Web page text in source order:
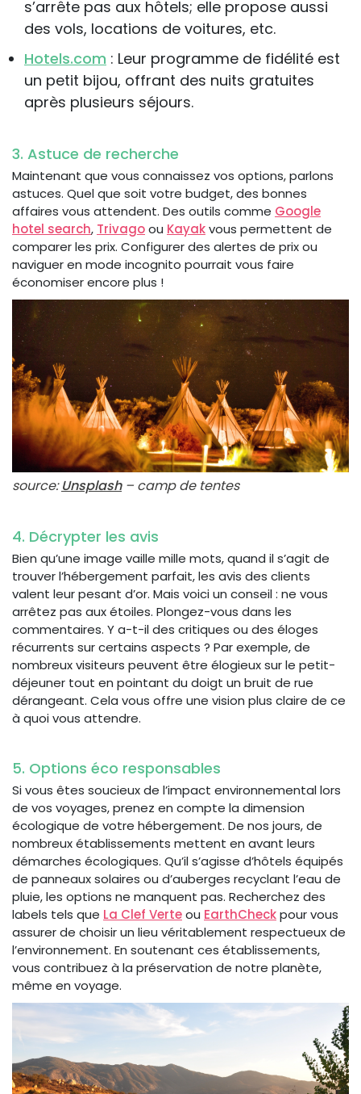
s’arrête pas aux hôtels; elle propose aussi
des vols, locations de voitures, etc.
Hotels.com : Leur programme de fidélité est
un petit bijou, offrant des nuits gratuites
après plusieurs séjours.
3. Astuce de recherche
Maintenant que vous connaissez vos options, parlons
astuces. Quel que soit votre budget, des bonnes
affaires vous attendent. Des outils comme Google
hotel search, Trivagoou Kayakvous permettent de
comparer les prix. Configurer des alertes de prix ou
naviguer en mode incognito pourrait vous faire
économiser encore plus !
source:Unsplash– camp de tentes
4. Décrypter les avis
Bien qu’une image vaille mille mots, quand il s’agit de
trouver l’hébergement parfait, les avis des clients
valent leur pesant d’or. Mais voici un conseil : ne vous
arrêtez pas aux étoiles. Plongez-vous dans les
commentaires. Y a-t-il des critiques ou des éloges
récurrents sur certains aspects ? Par exemple, de
nombreux visiteurs peuvent être élogieux sur le petit-
déjeuner tout en pointant du doigt un bruit de rue
dérangeant. Cela vous offre une vision plus claire de ce
à quoi vous attendre.
5. Options éco responsables
Si vous êtes soucieux de l’impact environnemental lors
de vos voyages, prenez en compte la dimension
écologique de votre hébergement. De nos jours, de
nombreux établissements mettent en avant leurs
démarches écologiques. Qu’il s’agisse d’hôtels équipés
de panneaux solaires ou d’auberges recyclant l’eau de
pluie, les options ne manquent pas. Recherchez des
labels tels que La Clef Verteou EarthCheckpour vous
assurer de choisir un lieu véritablement respectueux de
l’environnement. En soutenant ces établissements,
vous contribuez à la préservation de notre planète,
même en voyage.